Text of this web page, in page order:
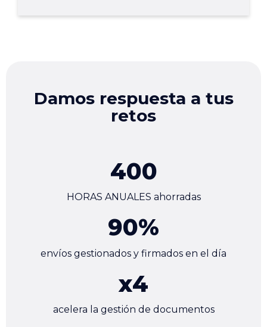
Damos respuesta a tus
retos
HORAS ANUALES ahorradas
400
envíos gestionados y firmados en el día
90%
acelera la gestión de documentos
x4